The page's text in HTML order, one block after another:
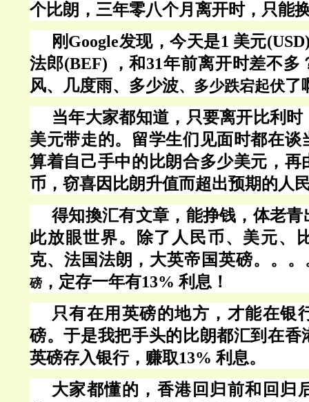
个比朗，三年零八个月离开时，只能
刚 Google发现，今天是1 美元
法郎(BEF) ，和31年前离开时差不多
风、几度雨、多少波、多少跌宕起伏了
当年大家都知道，只要离开比利
美元带走的。留学生们见面时都在谈
算着自己手中的比朗合多少美元，再
币，窃喜因比朗升值而超出预期的人
得知換汇有文章，能挣钱，体老
此放眼世界。除了人民币、美元、
克、法国法朗，大英帝国英磅。。
磅 ，定存一年有13% 利息 ！
只有在用英磅的地方，才能在银
磅。于是我把手头的比朗都汇到在香
英磅存入银行，赚取13% 利息。
大家都懂的，香港回归前和回归